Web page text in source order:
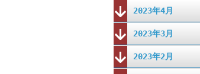
2023年4月
2023年3月
2023年2月